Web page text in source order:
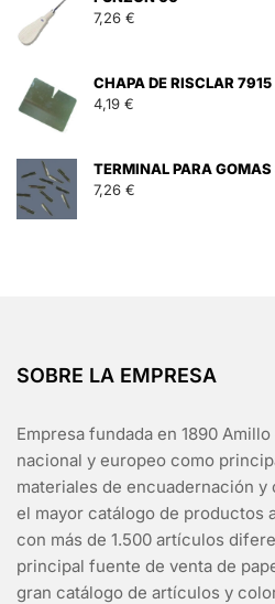
7,26 €
CHAPA DE RISCLAR 7915
4,19 €
TERMINAL PARA
7,26 €
SOBRE LA EMPRESA
Empresa fundada en 1890
nacional y europeo como
materiales de encuadernación
el mayor catálogo de productos
con más de 1.500 artículos
principal fuente de venta de
gran catálogo de artículos y